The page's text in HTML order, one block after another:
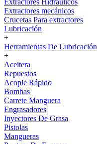
Extractores Hidráulicos
Extractores mecánicos
Crucetas Para extractores
Lubricación
+
Herramientas De Lubricación
+
Aceitera
Repuestos
Acople Rápido
Bombas
Carrete Manguera
Engrasadores
Inyectores De Grasa
Pistolas
Mangueras